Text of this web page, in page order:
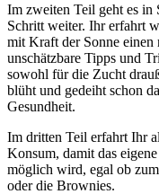
Im zweiten Teil geht es in
Schritt weiter. Ihr erfahrt
mit Kraft der Sonne einen
unschätzbare Tipps und
sowohl für die Zucht
blüht und gedeiht schon
Gesundheit.
Im dritten Teil erfahrt Ihr
Konsum, damit das
möglich wird, egal ob
oder die Brownies.